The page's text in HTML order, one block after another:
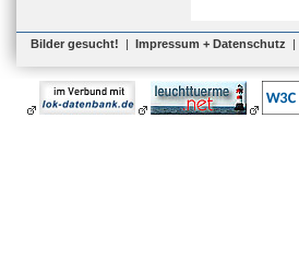
Bilder gesucht! | Impressum + Datenschutz |